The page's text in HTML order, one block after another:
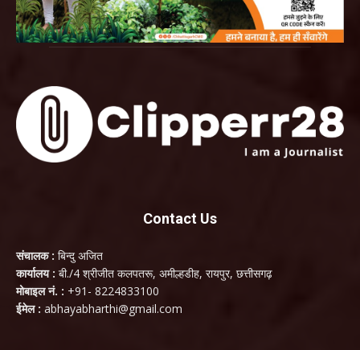
Contact Us
संचालक : बिन्दु अजित
कार्यालय : बी./4 श्रीजीत कलपतरू, अमील्हडीह, रायपुर, छत्तीसगढ़
मोबाइल नं. : +91- 8224833100
ईमेल : abhayabharthi@gmail.com